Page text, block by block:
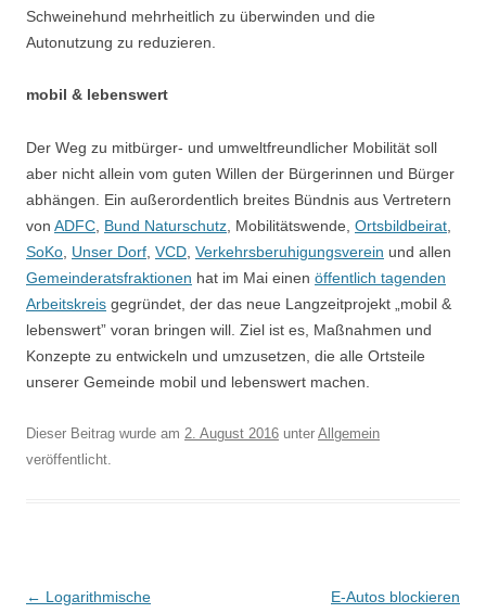
Schweinehund mehrheitlich zu überwinden und die
Autonutzung zu reduzieren.
mobil & lebenswert
Der Weg zu mitbürger- und umweltfreundlicher Mobilität soll
aber nicht allein vom guten Willen der Bürgerinnen und Bürger
abhängen. Ein außerordentlich breites Bündnis aus Vertretern
von ADFC Bund Naturschutz , Mobilitätswende, Ortsbildbeirat
SoKo Unser Dorf VCD Verkehrsberuhigungsverein und allen
Gemeinderatsfraktionen hat im Mai einen öffentlich tagenden
Arbeitskreis gegründet, der das neue Langzeitprojekt „mobil &
lebenswert” voran bringen will. Ziel ist es, Maßnahmen und
Konzepte zu entwickeln und umzusetzen, die alle Ortsteile
unserer Gemeinde mobil und lebenswert machen.
Dieser Beitrag wurde am 2. August 2016 unter Allgemein
veröffentlicht.
Beitragsnavigation
← Logarithmische
E-Autos blockieren